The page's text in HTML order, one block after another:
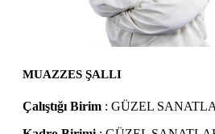
MUAZZES ŞALLI
Çalıştığı Birim : GÜZEL